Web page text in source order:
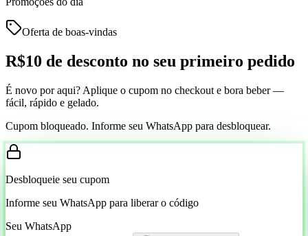
Oferta de boas-vindas
R$10 de desconto no seu primeiro pedido
É novo por aqui? Aplique o cupom no checkout e bora beber —
fácil, rápido e gelado.
Cupom bloqueado. Informe seu WhatsApp para desbloquear.
Desbloqueie seu cupom
Informe seu WhatsApp para liberar o código
Seu WhatsApp